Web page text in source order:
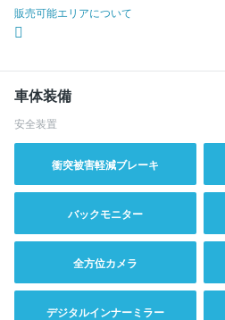
販売可能エリアについて
車体装備
安全装置
衝突被害軽減ブレーキ
バックモニター
全方位カメラ
デジタルインナーミラー